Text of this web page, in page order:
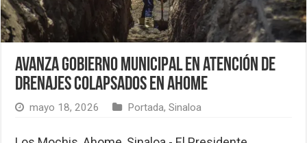
Avanza Gobierno Municipal en atención de
drenajes colapsados en Ahome
mayo 18, 2026 Portada,Sinaloa